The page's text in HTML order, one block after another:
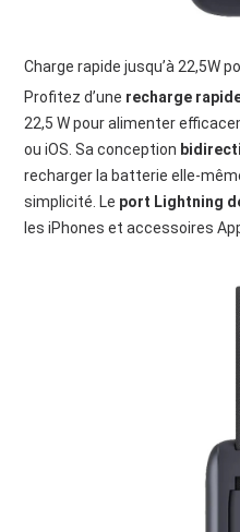
Charge rapide jusqu’à 22,5W
Profitez d’une recharge
22,5 W pour alimenter
ou iOS. Sa conception
recharger la batterie elle-
simplicité. Le port Lightning
les iPhones et accessoires